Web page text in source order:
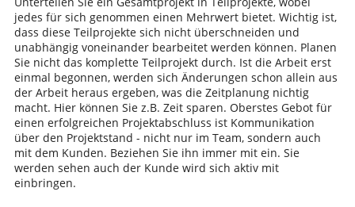
jedes für sich genommen einen Mehrwert bietet. Wichtig ist,
dass diese Teilprojekte sich nicht überschneiden und
unabhängig voneinander bearbeitet werden können. Planen
Sie nicht das komplette Teilprojekt durch. Ist die Arbeit erst
einmal begonnen, werden sich Änderungen schon allein aus
der Arbeit heraus ergeben, was die Zeitplanung nichtig
macht. Hier können Sie z.B. Zeit sparen. Oberstes Gebot für
einen erfolgreichen Projektabschluss ist Kommunikation
über den Projektstand - nicht nur im Team, sondern auch
mit dem Kunden. Beziehen Sie ihn immer mit ein. Sie
werden sehen auch der Kunde wird sich aktiv mit
einbringen.